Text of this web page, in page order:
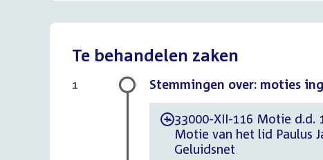
Te behandelen zaken
Stemmingen over: moties
-33000-XII-116 Motie d.d.
Motie van het lid Paulus
Geluidsnet
1